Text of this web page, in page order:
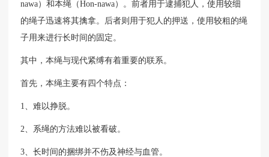
nawa）和本绳（Hon-nawa）。前者用于逮捕犯人，使用较细
的绳子迅速将其擒拿。后者则用于犯人的押送，使用较粗的绳
子用来进行长时间的固定。
其中，本绳与现代紧缚有着重要的联系。
首先，本绳主要有四个特点：
1、难以挣脱。
2、系绳的方法难以被看破。
3、长时间的捆绑并不伤及神经与血管。